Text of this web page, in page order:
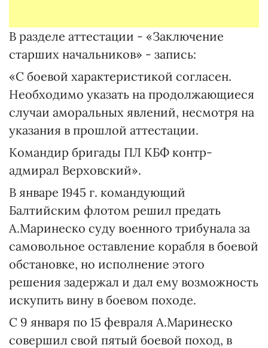
В разделе аттестации - «Заключение
старших начальников» - запись:
«С боевой характеристикой согласен.
Необходимо указать на продолжающиеся
случаи аморальных явлений, несмотря на
указания в прошлой аттестации.
Командир бригады ПЛ КБФ контр-
адмирал Верховский».
В январе 1945 г. командующий
Балтийским флотом решил предать
А.Маринеско суду военного трибунала за
самовольное оставление корабля в боевой
обстановке, но исполнение этого
решения задержал и дал ему возможность
искупить вину в боевом походе.
С 9 января по 15 февраля А.Маринеско
совершил свой пятый боевой поход, в